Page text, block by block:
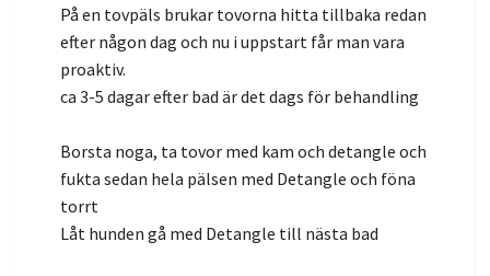
På en tovpäls brukar tovorna hitta tillbaka redan
efter någon dag och nu i uppstart får man vara
proaktiv.
ca 3-5 dagar efter bad är det dags för behandling
Borsta noga, ta tovor med kam och detangle och
fukta sedan hela pälsen med Detangle och föna
torrt
Låt hunden gå med Detangle till nästa bad